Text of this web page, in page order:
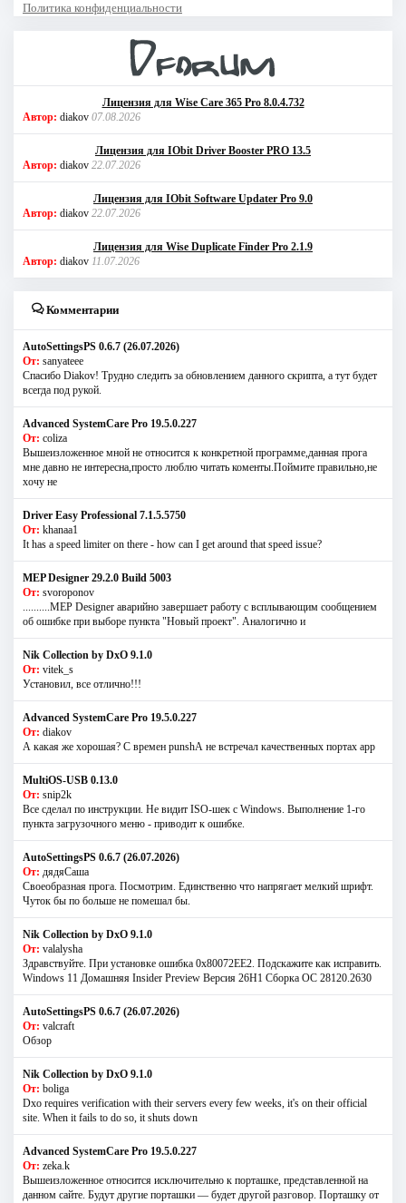
Политика конфиденциальности
Лицензия для Wise Care 365 Pro 8.0.4.732
Автор: diakov 07.08.2026
Лицензия для IObit Driver Booster PRO 13.5
Автор: diakov 22.07.2026
Лицензия для IObit Software Updater Pro 9.0
Автор: diakov 22.07.2026
Лицензия для Wise Duplicate Finder Pro 2.1.9
Автор: diakov 11.07.2026
Комментарии
AutoSettingsPS 0.6.7 (26.07.2026)
От: sanyateee
Спасибо Diakov! Трудно следить за обновлением данного скрипта, а тут будет
всегда под рукой.
Advanced SystemCare Pro 19.5.0.227
От: coliza
Вышеизложенное мной не относится к конкретной программе,данная прога
мне давно не интересна,просто люблю читать коменты.Поймите правильно,не
хочу не
Driver Easy Professional 7.1.5.5750
От: khanaa1
It has a speed limiter on there - how can I get around that speed issue?
MEP Designer 29.2.0 Build 5003
От: svoroponov
..........MEP Designer аварийно завершает работу с всплывающим сообщением
об ошибке при выборе пункта "Новый проект". Аналогично и
Nik Collection by DxO 9.1.0
От: vitek_s
Установил, все отлично!!!
Advanced SystemCare Pro 19.5.0.227
От: diakov
А какая же хорошая? С времен punshА не встречал качественных портах app
MultiOS-USB 0.13.0
От: snip2k
Все сделал по инструкции. Не видит ISO-шек с Windows. Выполнение 1-го
пункта загрузочного меню - приводит к ошибке.
AutoSettingsPS 0.6.7 (26.07.2026)
От: дядяСаша
Своеобразная прога. Посмотрим. Единственно что напрягает мелкий шрифт.
Чуток бы по больше не помешал бы.
Nik Collection by DxO 9.1.0
От: valalysha
Здравствуйте. При установке ошибка 0х80072EE2. Подскажите как исправить.
Windows 11 Домашняя Insider Preview Версия 26H1 Сборка ОС 28120.2630
AutoSettingsPS 0.6.7 (26.07.2026)
От: valcraft
Обзор
Nik Collection by DxO 9.1.0
От: boliga
Dxo requires verification with their servers every few weeks, it's on their official
site. When it fails to do so, it shuts down
Advanced SystemCare Pro 19.5.0.227
От: zeka.k
Вышеизложенное относится исключительно к порташке, представленной на
данном сайте. Будут другие порташки — будет другой разговор. Порташку от